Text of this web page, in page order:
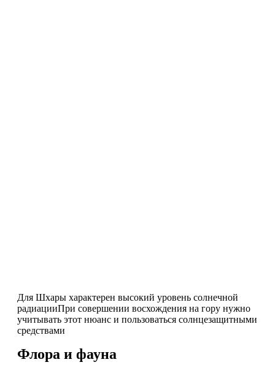
Для Шхары характерен высокий уровень солнечной
радиацииПри совершении восхождения на гору нужно
учитывать этот нюанс и пользоваться солнцезащитными
средствами
Флора и фауна